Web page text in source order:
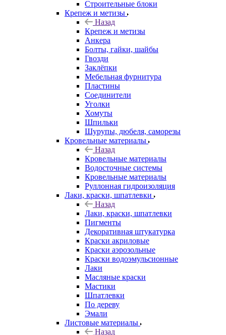
Строительные блоки
Крепеж и метизы
Назад
Крепеж и метизы
Анкера
Болты, гайки, шайбы
Гвозди
Заклёпки
Мебельная фурнитура
Пластины
Соединители
Уголки
Хомуты
Шпильки
Шурупы, дюбеля, саморезы
Кровельные материалы
Назад
Кровельные материалы
Водосточные системы
Кровельные материалы
Руллонная гидроизоляция
Лаки, краски, шпатлевки
Назад
Лаки, краски, шпатлевки
Пигменты
Декоративная штукатурка
Краски акриловые
Краски аэрозольные
Краски водоэмульсионные
Лаки
Масляные краски
Мастики
Шпатлевки
По дереву
Эмали
Листовые материалы
Назад